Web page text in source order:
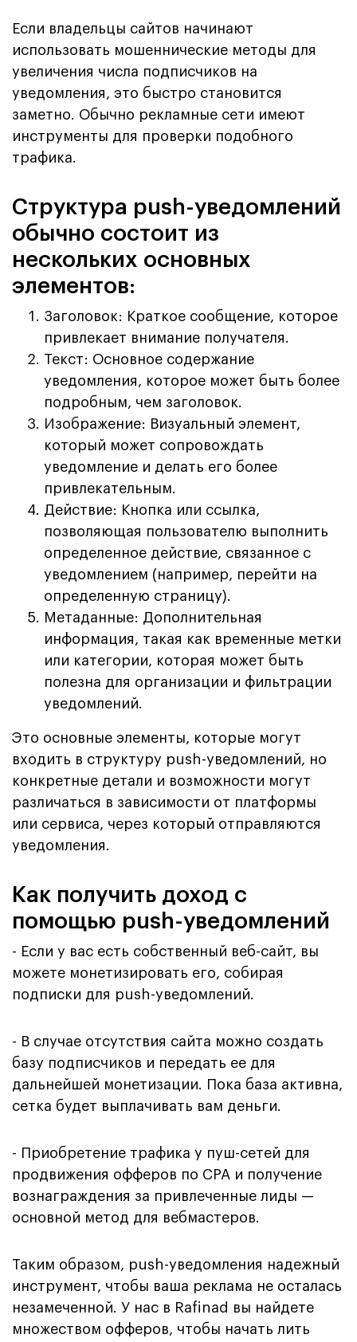
Если владельцы сайтов начинают
использовать мошеннические методы для
увеличения числа подписчиков на
уведомления, это быстро становится
заметно. Обычно рекламные сети имеют
инструменты для проверки подобного
трафика.
Структура push-уведомлений
обычно состоит из
нескольких основных
элементов:
Заголовок: Краткое сообщение, которое
привлекает внимание получателя.
Текст: Основное содержание
уведомления, которое может быть более
подробным, чем заголовок.
Изображение: Визуальный элемент,
который может сопровождать
уведомление и делать его более
привлекательным.
Действие: Кнопка или ссылка,
позволяющая пользователю выполнить
определенное действие, связанное с
уведомлением (например, перейти на
определенную страницу).
Метаданные: Дополнительная
информация, такая как временные метки
или категории, которая может быть
полезна для организации и фильтрации
уведомлений.
Это основные элементы, которые могут
входить в структуру push-уведомлений, но
конкретные детали и возможности могут
различаться в зависимости от платформы
или сервиса, через который отправляются
уведомления.
Как получить доход с
помощью push-уведомлений
- Если у вас есть собственный веб-сайт, вы
можете монетизировать его, собирая
подписки для push-уведомлений.
- В случае отсутствия сайта можно создать
базу подписчиков и передать ее для
дальнейшей монетизации. Пока база активна,
сетка будет выплачивать вам деньги.
- Приобретение трафика у пуш-сетей для
продвижения офферов по CPA и получение
вознаграждения за привлеченные лиды —
основной метод для вебмастеров.
Таким образом, push-уведомления надежный
инструмент, чтобы ваша реклама не осталась
незамеченной. У нас в Rafinad вы найдете
множеством офферов, чтобы начать лить